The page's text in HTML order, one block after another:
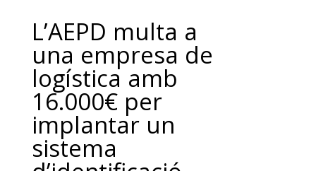
L’AEPD multa a
una empresa de
logística amb
16.000€ per
implantar un
sistema